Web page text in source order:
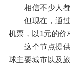
相信不少人都
但现在，通过1
机票，以1元的价
这个节点提供
球主要城市以及旅